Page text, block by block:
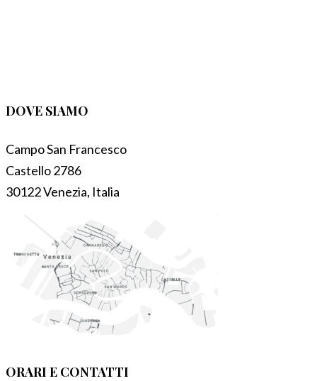
DOVE SIAMO
Campo San Francesco
Castello 2786
30122 Venezia, Italia
ORARI E CONTATTI